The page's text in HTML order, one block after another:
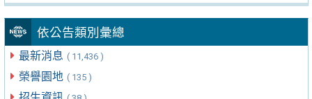
依公告類別彙總
最新消息 ( 11,436 )
榮譽園地 ( 135 )